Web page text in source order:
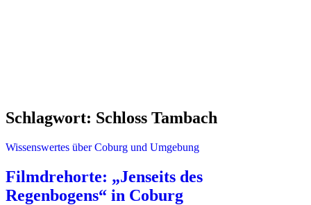
Schlagwort: Schloss Tambach
Wissenswertes über Coburg und Umgebung
Filmdrehorte: „Jenseits des
Regenbogens“ in Coburg